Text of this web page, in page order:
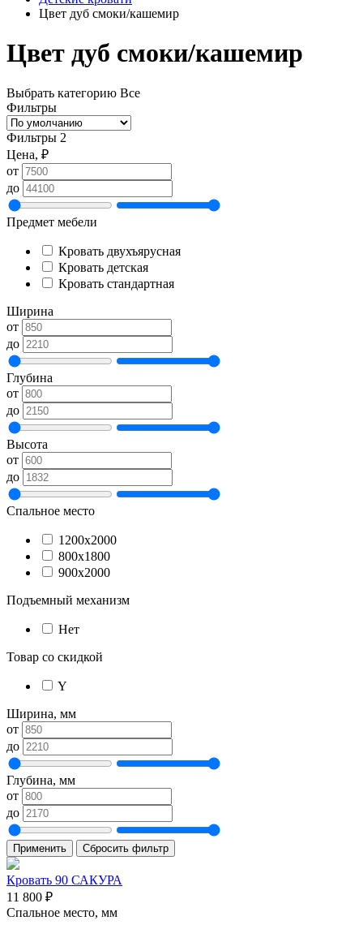
Цвет дуб смоки/кашемир
Цвет дуб смоки/кашемир
Выбрать категорию Все
Фильтры
Фильтры 2
Цена, ₽
от
до
Предмет мебели
Кровать двухъярусная
Кровать детская
Кровать стандартная
Ширина
от
до
Глубина
от
до
Высота
от
до
Спальное место
1200х2000
800х1800
900х2000
Подъемный механизм
Нет
Товар со скидкой
Y
Ширина, мм
от
до
Глубина, мм
от
до
Применить Сбросить фильтр
Кровать 90 САКУРА
11 800 ₽
Спальное место, мм